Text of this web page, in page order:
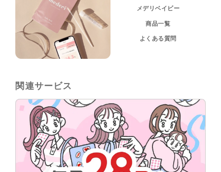
メデリベイビー
商品一覧
よくある質問
関連サービス